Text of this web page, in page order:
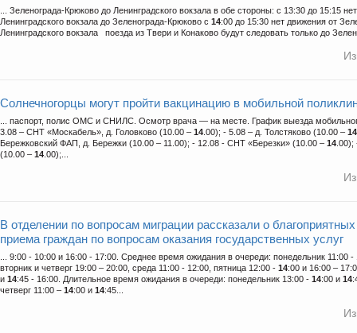
... Зеленограда-Крюково до Ленинградского вокзала в обе стороны: с 13:30 до 15:15
Ленинградского вокзала до Зеленограда-Крюково c 14:00 до 15:30 нет движения от
Ленинградского вокзала поезда из Твери и Конаково будут следовать только до
Солнечногорцы могут пройти вакцинацию в мобильной
... паспорт, полис ОМС и СНИЛС. Осмотр врача — на месте. График выезда
3.08 – СНТ «Москабель», д. Головково (10.00 – 14 .00); - 5.08 – д. Толстяково (10.00 – 14
Бережковский ФАП, д. Бережки (10.00 – 11.00); - 12.08 - СНТ «Березки» (10.00 – 14
(10.00 – 14 .00);...
В отделении по вопросам миграции рассказали о
приема граждан по вопросам оказания государственных услуг
... 9:00 - 10:00 и 16:00 - 17:00. Среднее время ожидания в очереди: понедельник 11:00 -
вторник и четверг 19:00 – 20:00, среда 11:00 - 12:00, пятница 12:00 - 14:00 и 16:00 –
и 14:45 - 16:00. Длительное время ожидания в очереди: понедельник 13:00 - 14:00 и 14
четверг 11:00 – 14:00 и 14:45...